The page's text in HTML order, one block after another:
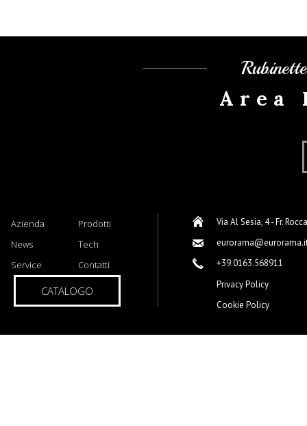
Area
Azienda
Prodotti
News
Tech
Service
Contatti
CATALOGO
Via Al Sesia, 4 - Fr.
+39.0163.568911
Privacy Policy
Cookie Policy